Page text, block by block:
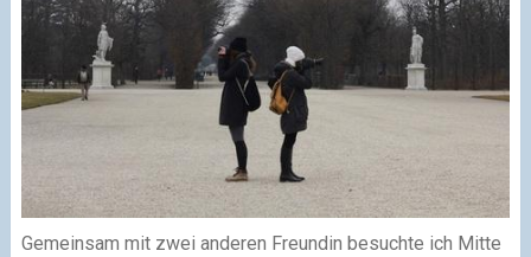
Gemeinsam mit zwei anderen Freundin besuchte ich Mitte